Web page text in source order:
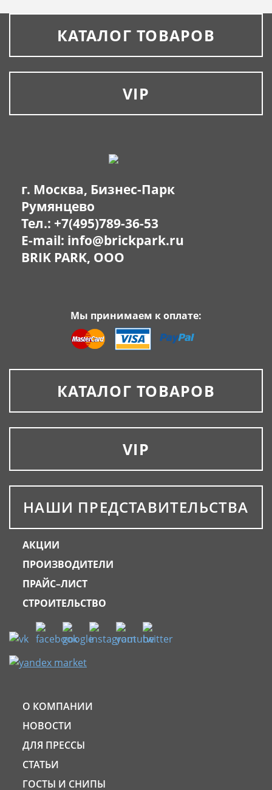
КАТАЛОГ ТОВАРОВ
VIP
г. Москва, Бизнес-Парк
Румянцево
Тел.: +7(495)789-36-53
E-mail: info@brickpark.ru
BRIK PARK, OOO
Мы принимаем к оплате:
КАТАЛОГ ТОВАРОВ
VIP
НАШИ ПРЕДСТАВИТЕЛЬСТВА
АКЦИИ
ПРОИЗВОДИТЕЛИ
ПРАЙС–ЛИСТ
СТРОИТЕЛЬСТВО
О КОМПАНИИ
НОВОСТИ
ДЛЯ ПРЕССЫ
СТАТЬИ
ГОСТЫ И СНИПЫ